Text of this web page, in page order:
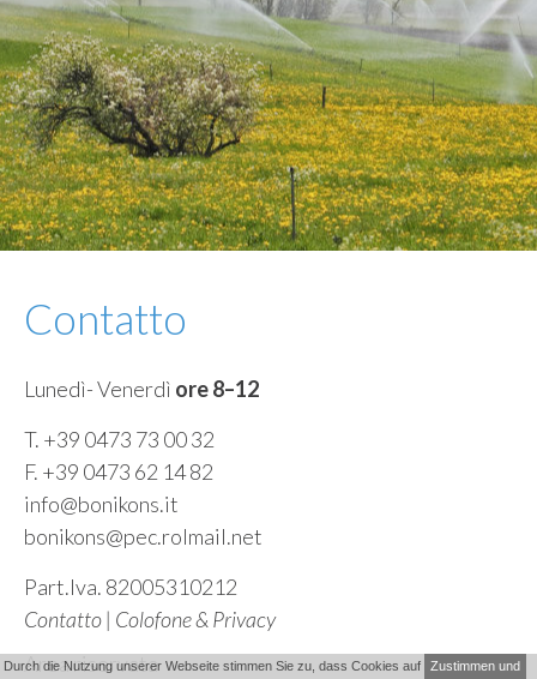
Contatto
Lunedì- Venerdì ore 8–12
T. +39 0473 73 00 32
F. +39 0473 62 14 82
info@bonikons.it
bonikons@pec.rolmail.net
Part.Iva. 82005310212
Contatto| Colofone & Privacy
Area riservata
Durch die Nutzung unserer Webseite stimmen Sie zu, dass Cookies auf
Zustimmen und